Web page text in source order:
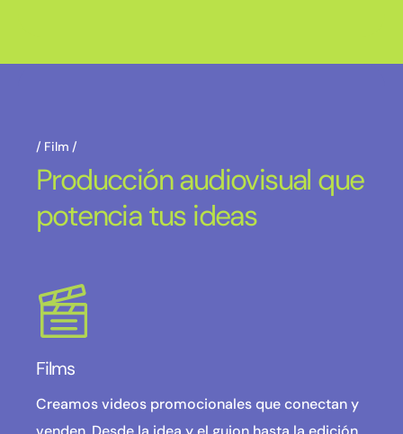
Film
Producción audiovisual que
potencia tus ideas
Films
Creamos videos promocionales que conectan y